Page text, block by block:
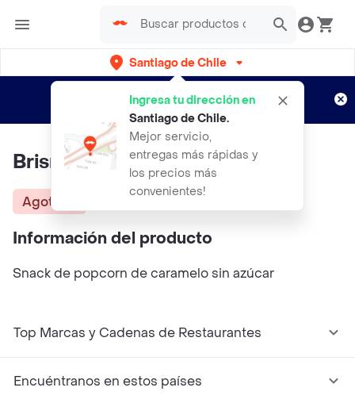
Santiago de Chile
Ingresa tu dirección en
Santiago de Chile.
Mejor servicio,
entregas más rápidas y
los precios más
convenientes!
envíos gratis por semanas
Aplican TyC
Brisnack. Pop Corn Caramelo
Agotado
Información del producto
Snack de popcorn de caramelo sin azúcar
Top Marcas y Cadenas de Restaurantes
Encuéntranos en estos países